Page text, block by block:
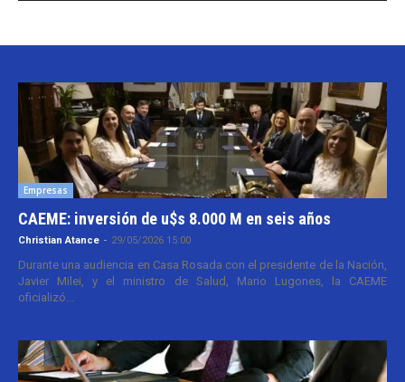
Empresas
CAEME: inversión de u$s 8.000 M en seis años
Christian Atance - 29/05/2026 15:00
Durante una audiencia en Casa Rosada con el presidente de la Nación,
Javier Milei, y el ministro de Salud, Mario Lugones, la CAEME
oficializó...